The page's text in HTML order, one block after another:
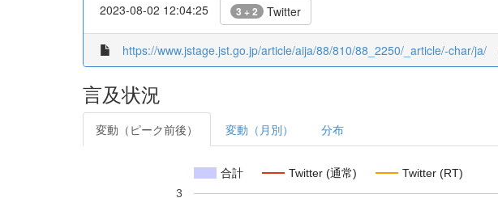
2023-08-02 12:04:25 3 + 2 Twitter
https://www.jstage.jst.go.jp/article/aija/88/810/88_2250/_article/-char/ja/
言及状況
変動（ピーク前後） 変動（月別） 分布
合計 Twitter (通常) Twitter (RT)
3